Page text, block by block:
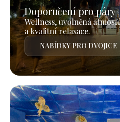
Doporučení pro páry
Wellness, uvolněná
a kvalitní relaxace.
NABÍDKY PRO DVOJICE